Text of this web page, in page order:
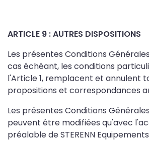
ARTICLE 9 : AUTRES DISPOSITIONS
Les présentes Conditions
cas échéant, les conditions
l'Article 1, remplacent et annulent
propositions et correspondances
Les présentes Conditions
peuvent être modifiées qu'avec
préalable de STERENN